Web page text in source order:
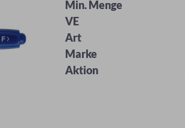
Min. Menge
VE
Art
Marke
Aktion